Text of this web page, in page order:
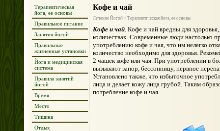
Кофе и чай
Лечение Йогой > Терапевтическая йога, ее основы
Кофе и чай. Кофе и чай вредны для
количествах. Современные люди настолько
употреблению кофе и чая, что им нелегко
количество необходимо для здоровья.
2 чашек кофе или чая. При употреблении в
вызывают запор, бессонницу, нервное
Установлено также, что избыточное
лица и делает кожу лица грубой. Таким
потребление кофе и чая.
Терапевтическая
йога, ее основы
Правильное питание
Занятия йогой
Правильные
жизненные установки
Йога и медицинская
система
Правила занятий
йогой
Время
Место
Тишина
Отдых